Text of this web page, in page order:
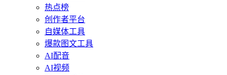
热点榜
创作者平台
自媒体工具
爆款图文工具
AI配音
AI视频